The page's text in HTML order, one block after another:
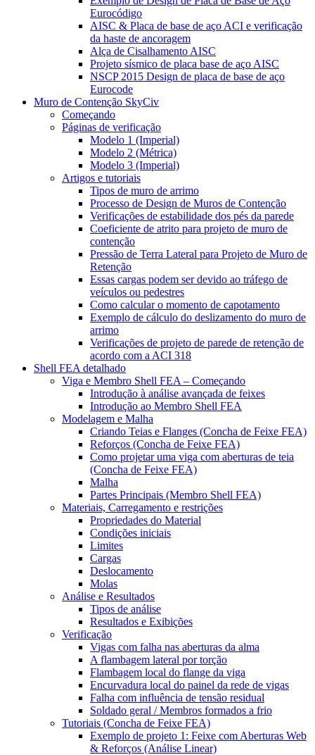
Eurocódigo
AISC & Placa de base de aço ACI e verificação
da haste de ancoragem
Alça de Cisalhamento AISC
Projeto sísmico de placa base de aço AISC
NSCP 2015 Design de placa de base de aço
Eurocode
Muro de Contenção SkyCiv
Começando
Páginas de verificação
Modelo 1 (Imperial)
Modelo 2 (Métrica)
Modelo 3 (Imperial)
Artigos e tutoriais
Tipos de muro de arrimo
Processo de Design de Muros de Contenção
Verificações de estabilidade dos pés da parede
Coeficiente de atrito para projeto de muro de
contenção
Pressão de Terra Lateral para Projeto de Muro de
Retenção
Essas cargas podem ser devido ao tráfego de
veículos ou pedestres
Como calcular o momento de capotamento
Exemplo de cálculo do deslizamento do muro de
arrimo
Verificações de projeto de parede de retenção de
acordo com a ACI 318
Shell FEA detalhado
Viga e Membro Shell FEA – Começando
Introdução à análise avançada de feixes
Introdução ao Membro Shell FEA
Modelagem e Malha
Criando Teias e Flanges (Concha de Feixe FEA)
Reforços (Concha de Feixe FEA)
Como projetar uma viga com aberturas de teia
(Concha de Feixe FEA)
Malha
Partes Principais (Membro Shell FEA)
Materiais, Carregamento e restrições
Propriedades do Material
Condições iniciais
Limites
Cargas
Deslocamento
Molas
Análise e Resultados
Tipos de análise
Resultados e Exibições
Verificação
Vigas com falha nas aberturas da alma
A flambagem lateral por torção
Flambagem local do flange da viga
Encurvadura local do painel da rede de vigas
Falha com influência de tensão residual
Soldado geral / Membros formados a frio
Tutoriais (Concha de Feixe FEA)
Exemplo de projeto 1: Feixe com Aberturas Web
& Reforços (Análise Linear)